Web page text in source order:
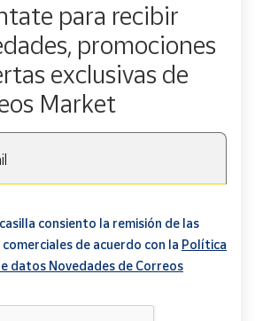
para recibir
promociones
exclusivas de
Market
consiento la remisión de las
de acuerdo con la Política
datos Novedades de Correos